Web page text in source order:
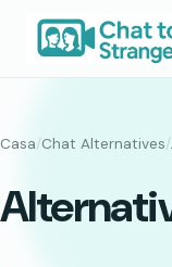
contenuto
Casa/Chat Alternatives/